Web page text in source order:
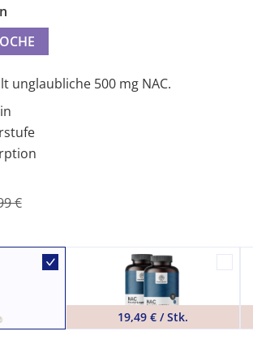
unglaubliche 500 mg NAC.
€
19,49 € / Stk.